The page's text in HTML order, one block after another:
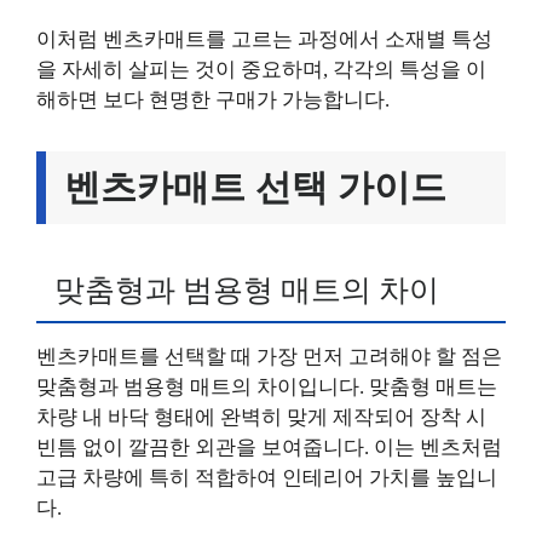
이처럼 벤츠카매트를 고르는 과정에서 소재별 특성
을 자세히 살피는 것이 중요하며, 각각의 특성을 이
해하면 보다 현명한 구매가 가능합니다.
벤츠카매트 선택 가이드
맞춤형과 범용형 매트의 차이
벤츠카매트를 선택할 때 가장 먼저 고려해야 할 점은
맞춤형과 범용형 매트의 차이입니다. 맞춤형 매트는
차량 내 바닥 형태에 완벽히 맞게 제작되어 장착 시
빈틈 없이 깔끔한 외관을 보여줍니다. 이는 벤츠처럼
고급 차량에 특히 적합하여 인테리어 가치를 높입니
다.